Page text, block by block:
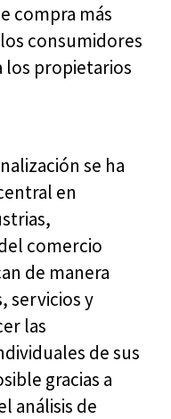
compra más
consumidores
los propietarios
se ha
en
comercio
de manera
servicios y
las
de sus
gracias a
análisis de